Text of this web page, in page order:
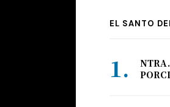
EL SANTO